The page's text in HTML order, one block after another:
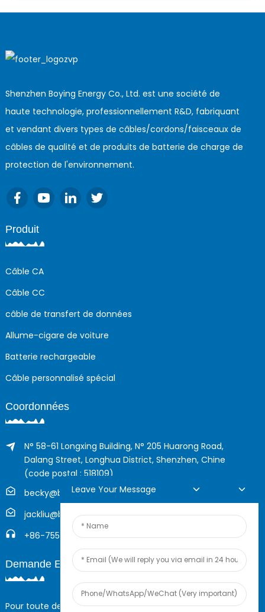
Shenzhen Boying Energy Co., Ltd. est une société de
haute technologie, professionnellement R&D, fabriquant
et vendant divers types de câbles/cordons/faisceaux de
câbles de qualité et de produits de batterie de charge de
protection de l'environnement.
Produit
Câble CA
Câble CC
câble de transfert de données
Allume-cigare de voiture
Batterie rechargeable
Câble personnalisé spécial
Coordonnées
N° 58-61 Longxing Building, N° 205 Huarong Road,
Dalang Street, Longhua District, Shenzhen, Chine
(code postal : 518109)
becky@boyingcable.com
jackliu@boyingcable.com
+86-755-21014277
Demande En Ligne
Pour toute demande de renseignements sur nos produits ou
Leave Your Message